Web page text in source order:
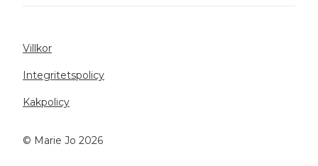
Villkor
Integritetspolicy
Kakpolicy
©️ Marie Jo 2026